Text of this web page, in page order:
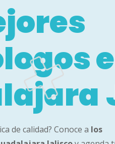
de calidad? Conoce a los